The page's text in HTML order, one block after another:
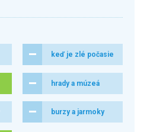
keď je zlé počasie
hrady a múzeá
burzy a jarmoky